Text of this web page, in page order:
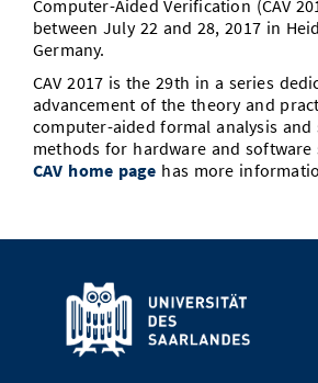
Vom Studium in den Beruf
Study Scheduler
Bibliothek
Start-ups
IT-Themenabend
Ranking
Zahlen & Fakten
Preise, Auszeichnungen und
Kontakt
SIC Merchandise
SIC Podcast
Anfahrt
AnsprechpartnerInnen, Personen,
Termine, Vorträge und
Alumni
Computer-Aided Verification (CAV
between July 22 and 28, 2017 in
Germany.
CAV 2017 is the 29th in a series
advancement of the theory and
computer-aided formal analysis and
methods for hardware and software
CAV home page has more